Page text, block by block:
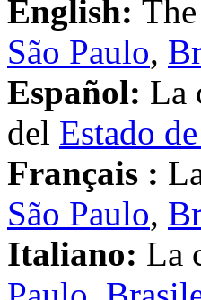
English:
São Paulo,
Español: La
del Estado
Français :
São Paulo,
Italiano: La